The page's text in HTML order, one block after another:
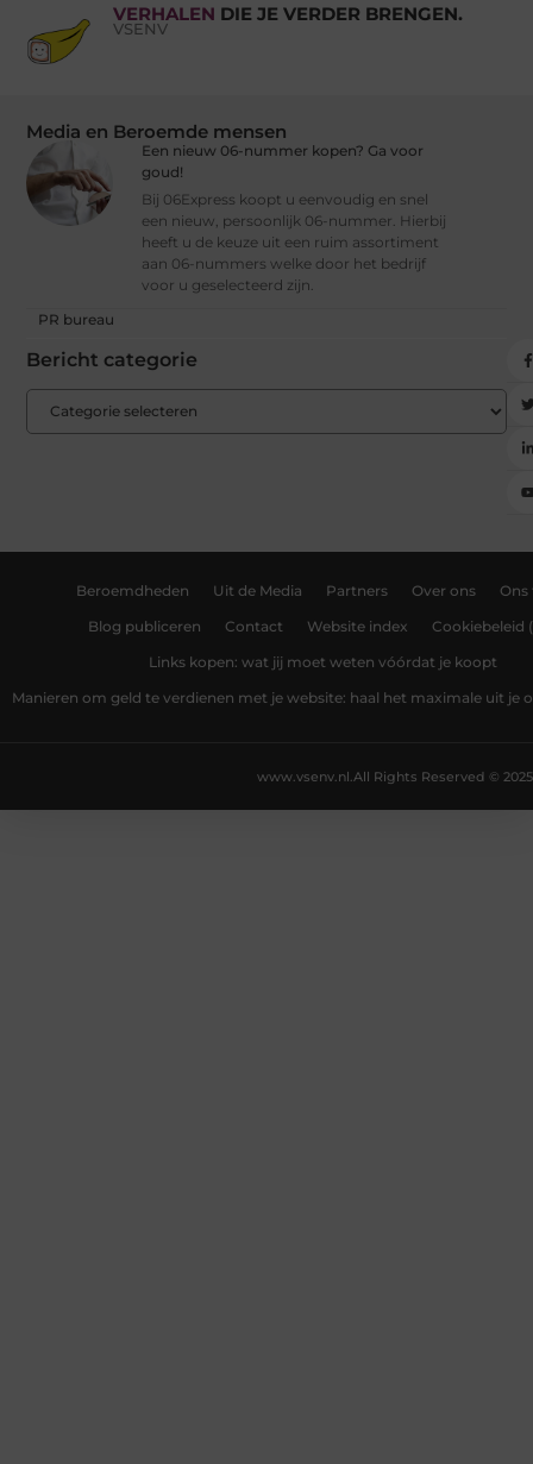
VERHALEN DIE JE VERDER BRENGEN.
VSENV
Media en Beroemde mensen
Een nieuw 06-nummer kopen? Ga voor
goud!
Bij 06Express koopt u eenvoudig en snel
een nieuw, persoonlijk 06-nummer. Hierbij
heeft u de keuze uit een ruim assortiment
aan 06-nummers welke door het bedrijf
voor u geselecteerd zijn.
PR bureau
Bericht categorie
Beroemdheden Uit de Media Partners Over ons Ons
Blog publiceren Contact Website index Cookiebeleid
Links kopen: wat jij moet weten vóórdat je koopt
Manieren om geld te verdienen met je website: haal het maximale uit je
All Rights Reserved © 2025
www.vsenv.nl.